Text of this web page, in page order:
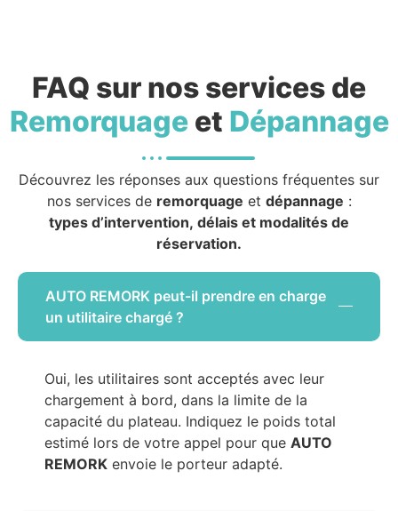
FAQ sur nos services de
Remorquageet Dépannage
Découvrez les réponses aux questions fréquentes sur
nos services de remorquage et dépannage :
types d’intervention, délais et modalités de
réservation.
AUTO REMORK peut-il prendre en charge
un utilitaire chargé ?
Oui, les utilitaires sont acceptés avec leur
chargement à bord, dans la limite de la
capacité du plateau. Indiquez le poids total
estimé lors de votre appel pour que AUTO
REMORK envoie le porteur adapté.